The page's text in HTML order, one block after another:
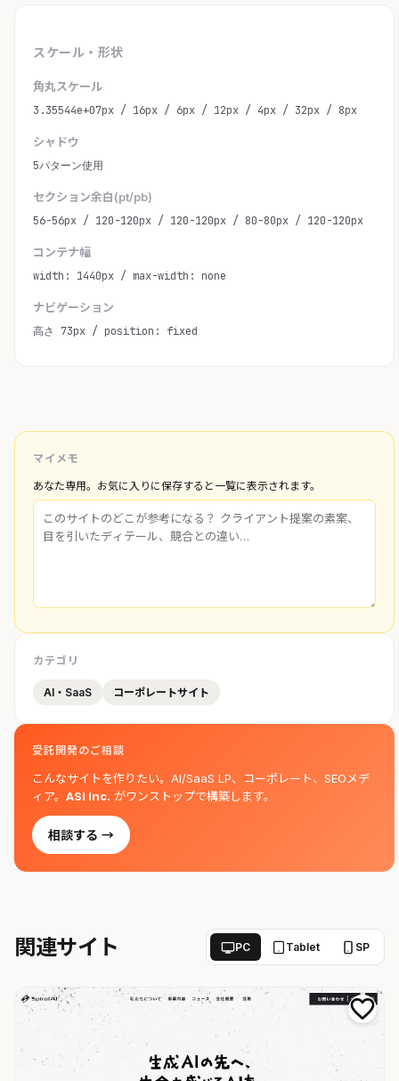
スケール・形状
角丸スケール
3.35544e+07px / 16px / 6px / 12px / 4px / 32px / 8px
シャドウ
5パターン使用
セクション余白(pt/pb)
56-56px / 120-120px / 120-120px / 80-80px / 120-120px
コンテナ幅
width: 1440px / max-width: none
ナビゲーション
高さ 73px / position: fixed
マイメモ
あなた専用。お気に入りに保存すると一覧に表示されます。
カテゴリ
AI・SaaS コーポレートサイト
受託開発のご相談
こんなサイトを作りたい。AI/SaaS LP、コーポレート、SEOメデ
ィア。 ASI Inc. がワンストップで構築します。
相談する →
関連サイト PC Tablet SP